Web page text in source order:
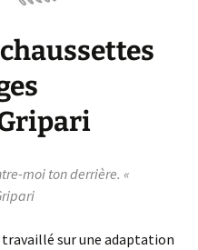
moi ton derrière. «
travaillé sur une adaptation